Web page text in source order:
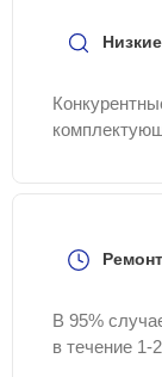
В 95%
в течение 1-